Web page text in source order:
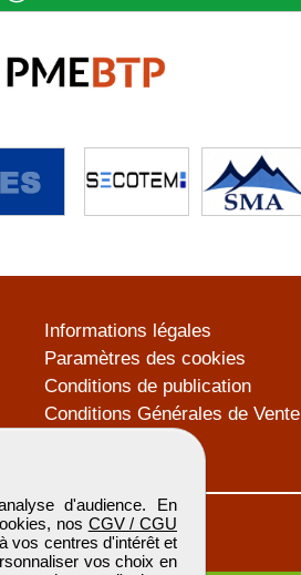
d'audience. En
nos CGV / CGU
vos centres d'intérêt et
vos choix en
Informations légales
Paramètres des cookies
Conditions de publication
Conditions Générales de Vente